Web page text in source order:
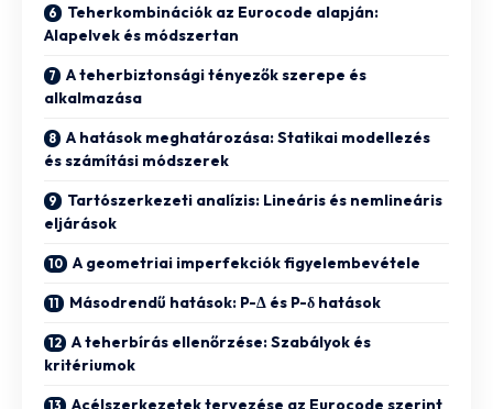
Teherkombinációk az Eurocode alapján:
Alapelvek és módszertan
A teherbiztonsági tényezők szerepe és
alkalmazása
A hatások meghatározása: Statikai modellezés
és számítási módszerek
Tartószerkezeti analízis: Lineáris és nemlineáris
eljárások
A geometriai imperfekciók figyelembevétele
Másodrendű hatások: P-Δ és P-δ hatások
A teherbírás ellenőrzése: Szabályok és
kritériumok
Acélszerkezetek tervezése az Eurocode szerint